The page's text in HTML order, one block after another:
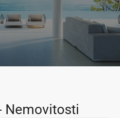
Nemovitosti